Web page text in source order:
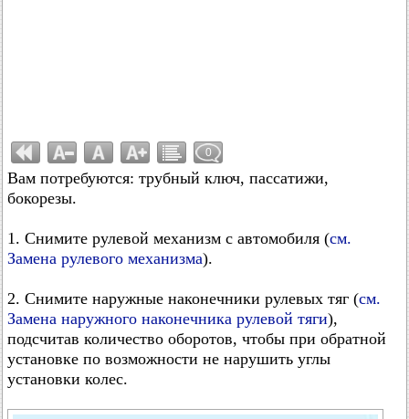
0
Вам потребуются: трубный ключ, пассатижи,
бокорезы.
1. Снимите рулевой механизм с автомобиля (см.
Замена рулевого механизма).
2. Снимите наружные наконечники рулевых тяг (см.
Замена наружного наконечника рулевой тяги),
подсчитав количество оборотов, чтобы при обратной
установке по возможности не нарушить углы
установки колес.